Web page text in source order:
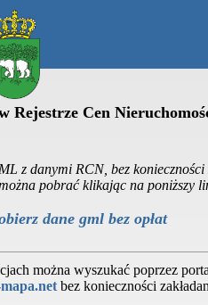
Rejestrze Cen
z danymi RCN, bez konieczności
pobrać klikając na poniższy
dane gml bez opłat
można wyszukać poprzez
bez konieczności